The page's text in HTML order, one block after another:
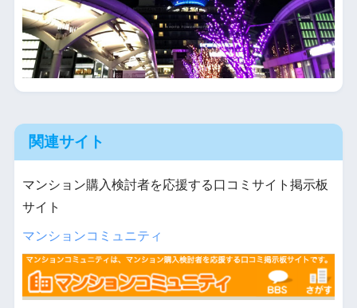
関連サイト
マンション購入検討者を応援する口コミサイト掲示板
サイト
マンションコミュニティ